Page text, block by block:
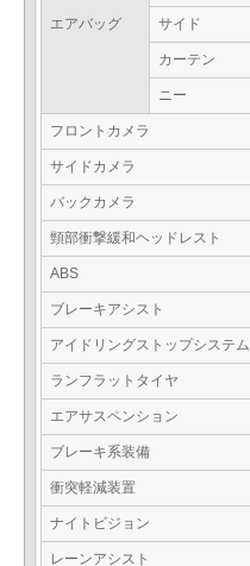
エアバッグ サイド
カーテン
ニー
フロントカメラ
サイドカメラ
バックカメラ
頸部衝撃緩和ヘッドレスト
ABS
ブレーキアシスト
アイドリングストップシステム
ランフラットタイヤ
エアサスペンション
ブレーキ系装備
衝突軽減装置
ナイトビジョン
レーンアシスト